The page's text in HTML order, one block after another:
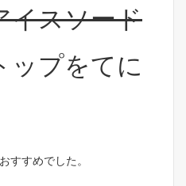
イスソード
ップをてに
すすめでした。